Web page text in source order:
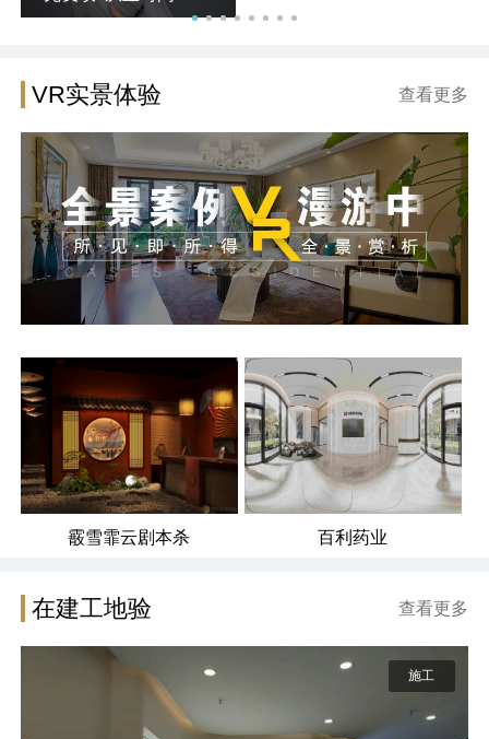
VR实景体验 查看更多
霰雪霏云剧本杀 百利药业
在建工地验 查看更多
施工